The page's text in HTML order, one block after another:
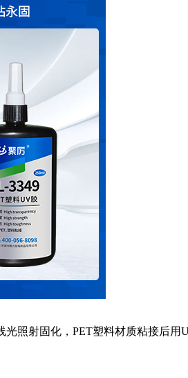
光照射固化，PET塑料材质粘接后